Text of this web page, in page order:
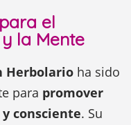
el
la Mente
Herbolario ha sido
para promover
consciente. Su